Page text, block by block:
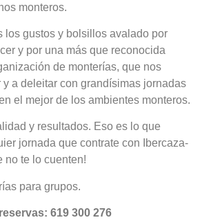
monteros.
los gustos y bolsillos avalado por
y por una más que reconocida
de monterías, que nos
a deleitar con grandísimas jornadas
el mejor de los ambientes monteros.
y resultados. Eso es lo que
jornada que contrate con Ibercaza-
no te lo cuenten!
para grupos.
619 300 276